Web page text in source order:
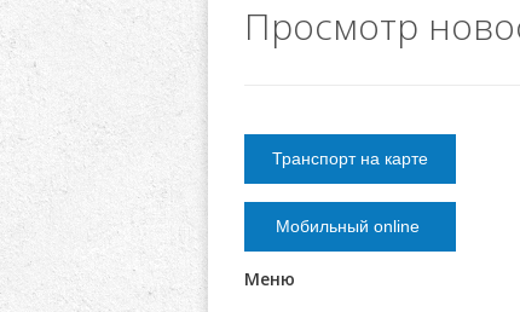
Просмотр
Транспорт на карте
Мобильный online
Меню